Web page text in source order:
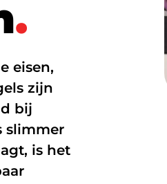
telefonie
vaste telefonie
Vodafone
KPN ÉÉN
Microsoft
.
eisen,
zijn
bij
slimmer
is het